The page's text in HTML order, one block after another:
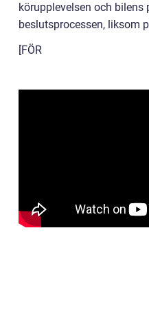
körupplevelsen och bilens
beslutsprocessen, liksom
[FÖR